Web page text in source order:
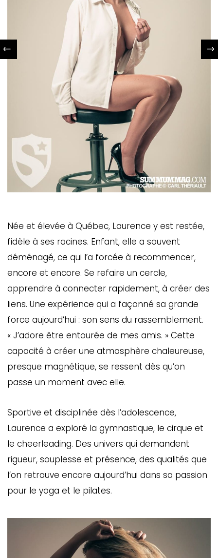
Née et élevée à Québec, Laurence y est restée,
fidèle à ses racines. Enfant, elle a souvent
déménagé, ce qui l’a forcée à recommencer,
encore et encore. Se refaire un cercle,
apprendre à connecter rapidement, à créer des
liens. Une expérience qui a façonné sa grande
force aujourd’hui : son sens du rassemblement.
« J’adore être entourée de mes amis. » Cette
capacité à créer une atmosphère chaleureuse,
presque magnétique, se ressent dès qu’on
passe un moment avec elle.
Sportive et disciplinée dès l’adolescence,
Laurence a exploré la gymnastique, le cirque et
le cheerleading. Des univers qui demandent
rigueur, souplesse et présence, des qualités que
l’on retrouve encore aujourd’hui dans sa passion
pour le yoga et le pilates.